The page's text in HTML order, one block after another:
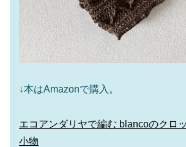
↓本はAmazonで購入。
エコアンダリヤで編む blancoのクロ
小物